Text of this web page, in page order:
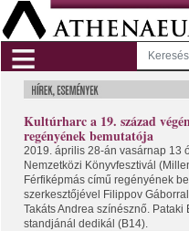
≡
Kultúrharc a 19. század
regényének bemutatója
2019. április 28-án vasárnap 13
Nemzetközi Könyvfesztivál
Férfiképmás című regényének
szerkesztőjével Filippov
Takáts Andrea színésznő.
standjánál dedikál (B14).